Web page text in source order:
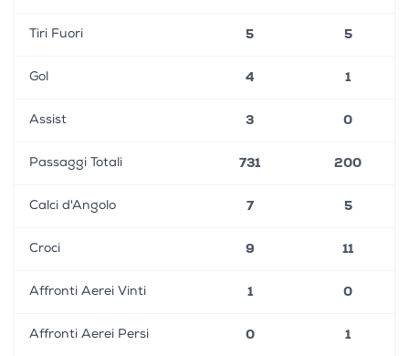
Tiri Fuori 5 5
Gol 4 1
Assist 3 0
Passaggi Totali 731 200
Calci d'Angolo 7 5
Croci 9 11
Affronti Aerei Vinti 1 0
Affronti Aerei Persi 0 1